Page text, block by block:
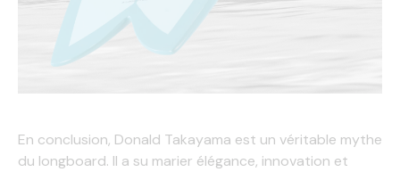
En conclusion, Donald Takayama est un véritable mythe
du longboard. Il a su marier élégance, innovation et